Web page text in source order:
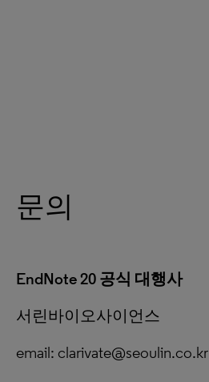
문의
EndNote 20 공식 대행사
서린바이오사이언스
email: clarivate@seoulin.co.kr